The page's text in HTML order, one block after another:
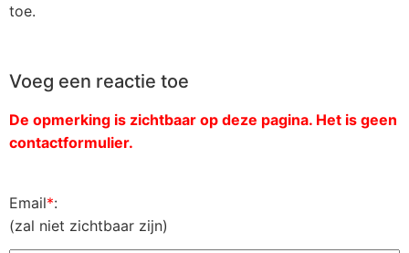
toe.
Voeg een reactie toe
De opmerking is zichtbaar op deze pagina. Het is geen
contactformulier.
Email*:
(zal niet zichtbaar zijn)